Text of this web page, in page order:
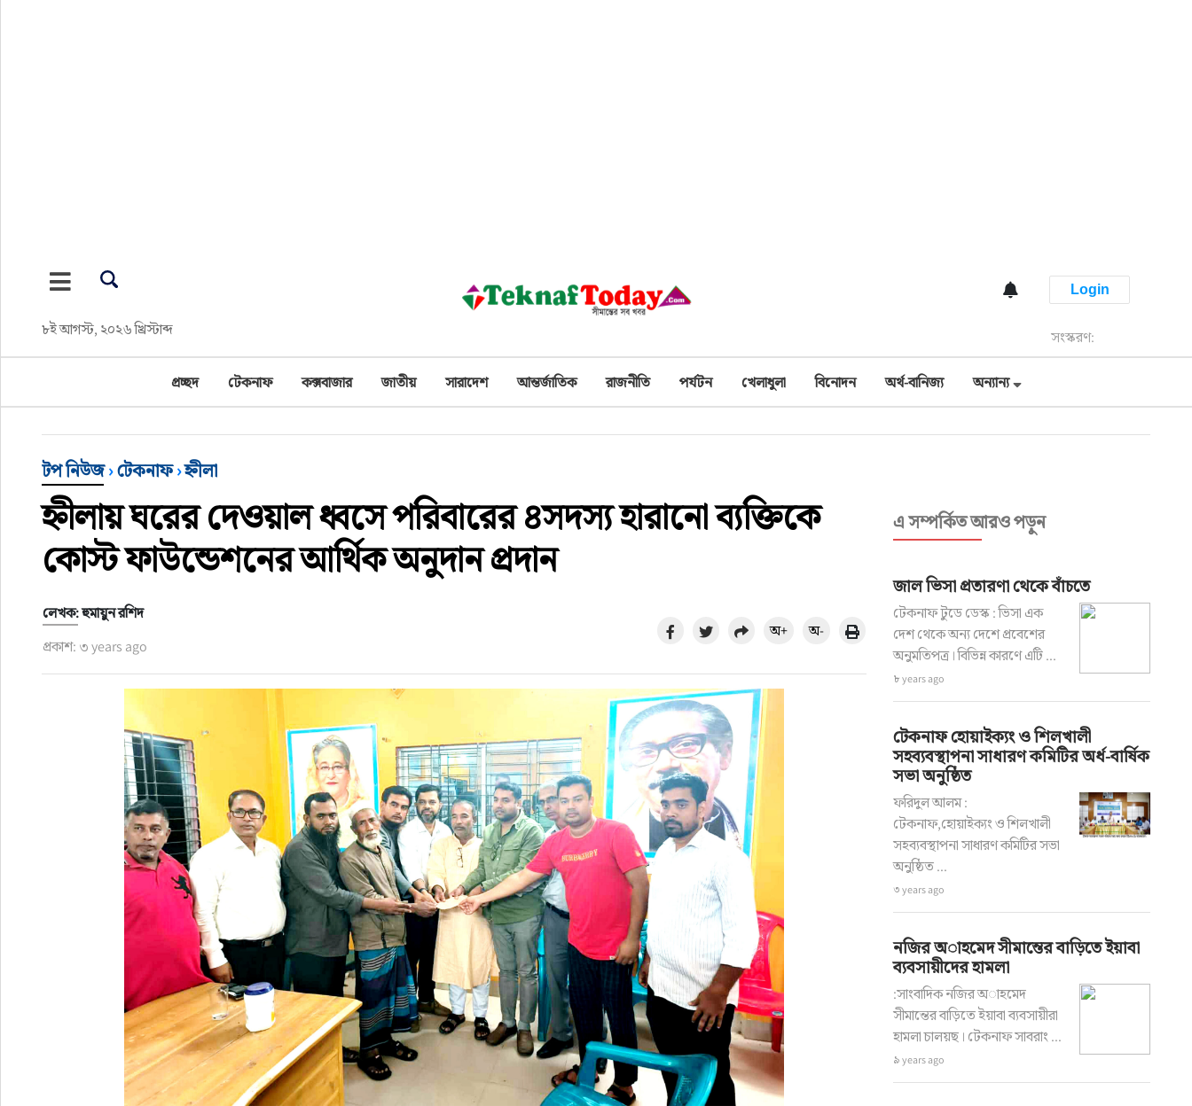
৮ই আগস্ট, ২০২৬ খ্রিস্টাব্দ
Login
সংস্করণ:
আন্তর্জাতিক
রাজনীতি
খেলাধুলা
বিনোদন
অর্থ-বানিজ্য
প্রচ্ছদ টেকনাফ কক্সবাজার জাতীয় সারাদেশ আন্তর্জাতিক রাজনীতি পর্যটন খেলাধুলা বিনোদন অর্থ-বানিজ্য অন্যান্য
টপ নিউজ›টেকনাফ›হ্নীলা
হ্নীলায় ঘরের দেওয়াল ধ্বসে পরিবারের ৪সদস্য হারানো ব্যক্তিকে
কোস্ট ফাউন্ডেশনের আর্থিক অনুদান প্রদান
লেখক: হুমায়ুন রশিদ
প্রকাশ: ৩ years ago
অ+ অ-
এ সম্পর্কিত আরও পড়ুন
জাল ভিসা প্রতারণা থেকে বাঁচতে
টেকনাফ টুডে ডেস্ক : ভিসা এক
দেশ থেকে অন্য দেশে প্রবেশের
অনুমতিপত্র। বিভিন্ন কারণে এটি ...
৮ years ago
টেকনাফ হোয়াইক্যং ও শিলখালী
সহব্যবস্থাপনা সাধারণ কমিটির অর্ধ-বার্ষিক
সভা অনুষ্ঠিত
ফরিদুল আলম :
টেকনাফ,হোয়াইক্যং ও শিলখালী
সহব্যবস্থাপনা সাধারণ কমিটির সভা
অনুষ্ঠিত ...
৩ years ago
নজির অাহমেদ সীমান্তের বাড়িতে ইয়াবা
ব্যবসায়ীদের হামলা
:সাংবাদিক নজির অাহমেদ
সীমান্তের বাড়িতে ইয়াবা ব্যবসায়ীরা
হামলা চালয়ছ। টেকনাফ সাবরাং ...
৯ years ago